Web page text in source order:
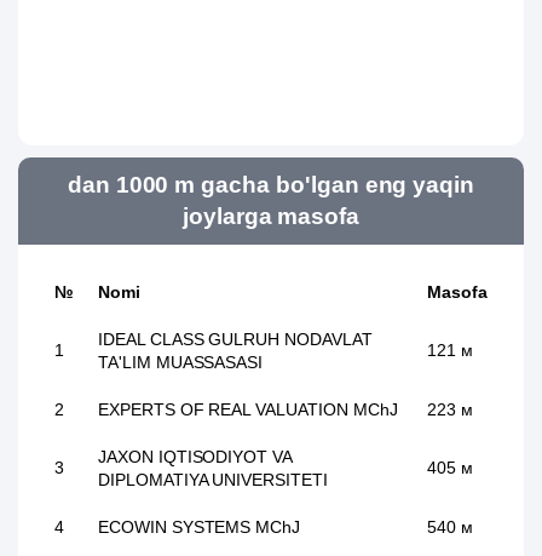
dan 1000 m gacha bo'lgan eng yaqin
joylarga masofa
№ Nomi Masofa
1
IDEAL CLASS GULRUH NODAVLAT
TA'LIM MUASSASASI
121 м
2 EXPERTS OF REAL VALUATION MChJ 223 м
3
JAXON IQTISODIYOT VA
DIPLOMATIYA UNIVERSITETI
405 м
4 ECOWIN SYSTEMS MChJ 540 м